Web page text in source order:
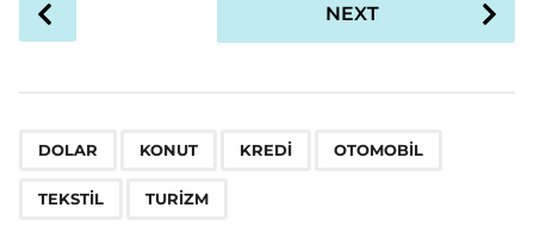
o
NEXT
DOLAR KONUT KREDI OTOMOBIL
TEKSTIL TURIZM